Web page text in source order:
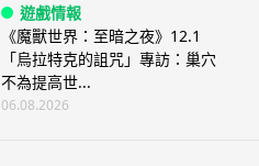
遊戲情報
《魔獸世界：至暗之夜》12.1
「烏拉特克的詛咒」專訪：巢穴
不為提高世...
06.08.2026